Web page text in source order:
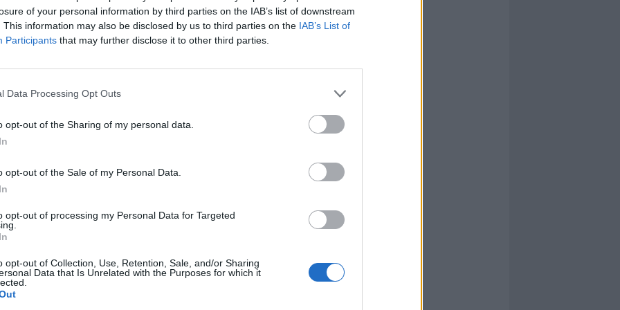
of your personal information by third parties on the IAB’s list of downstream
This information may also be disclosed by us to third parties on the IAB’s List of
Participants that may further disclose it to other third parties.
Data Processing Opt Outs
opt-out of the Sharing of my personal data.
opt-out of the Sale of my Personal Data.
opt-out of processing my Personal Data for Targeted
opt-out of Collection, Use, Retention, Sale, and/or Sharing
Data that Is Unrelated with the Purposes for which it
Damiano David è il
secondo super ospite del
Festival. Conti punta in
in quota, ma convincente secondo le
nel 2017 proprio con Carlo Conti
a 21, seguito da un terzetto formato da
26. Non convince i bookmaker Fedez,
a 31, che però stacca in maniera
Tony Effe, ora a 51, alla pari di un